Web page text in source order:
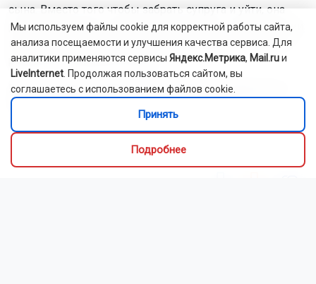
сына. Вместо того чтобы забрать супруга и уйти, она
решила посидеть с ним и выпить пива — в присутствии
малыша. Охрана пресекла это безобразие, женщину с
ребёнком отправили домой.
Ранее Горсайт сообщал, что гвардейцы задержали 11
нарушителей в Новосибирске за три дня.
Поделиться новостью:
Мы используем файлы cookie для корректной работы сайта,
анализа посещаемости и улучшения качества сервиса. Для
аналитики применяются сервисы Яндекс.Метрика, Mail.ruи
LiveInternet . Продолжая пользоваться сайтом, вы
соглашаетесь с использованием файлов cookie.
Принять
Подробнее